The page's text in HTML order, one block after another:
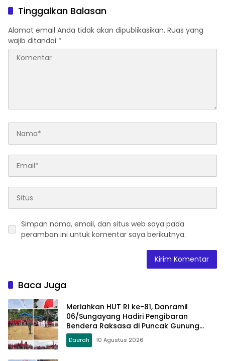
Tinggalkan Balasan
Alamat email Anda tidak akan dipublikasikan. Ruas yang
wajib ditandai *
Simpan nama, email, dan situs web saya pada
peramban ini untuk komentar saya berikutnya.
Baca Juga
Meriahkan HUT RI ke-81, Danramil
06/Sungayang Hadiri Pengibaran
Bendera Raksasa di Puncak Gunung
Kasumbo
Daerah 10 Agustus 2026